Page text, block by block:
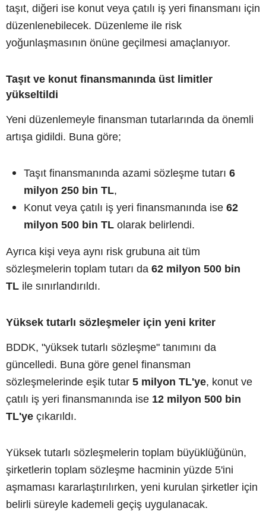
taşıt, diğeri ise konut veya çatılı iş yeri finansmanı için
düzenlenebilecek. Düzenleme ile risk
yoğunlaşmasının önüne geçilmesi amaçlanıyor.
Taşıt ve konut finansmanında üst limitler
yükseltildi
Yeni düzenlemeyle finansman tutarlarında da önemli
artışa gidildi. Buna göre;
Taşıt finansmanında azami sözleşme tutarı 6
milyon 250 bin TL,
Konut veya çatılı iş yeri finansmanında ise 62
milyon 500 bin TL olarak belirlendi.
Ayrıca kişi veya aynı risk grubuna ait tüm
sözleşmelerin toplam tutarı da 62 milyon 500 bin
TL ile sınırlandırıldı.
Yüksek tutarlı sözleşmeler için yeni kriter
BDDK, "yüksek tutarlı sözleşme" tanımını da
güncelledi. Buna göre genel finansman
sözleşmelerinde eşik tutar 5 milyon TL'ye, konut ve
çatılı iş yeri finansmanında ise 12 milyon 500 bin
TL'ye çıkarıldı.
Yüksek tutarlı sözleşmelerin toplam büyüklüğünün,
şirketlerin toplam sözleşme hacminin yüzde 5'ini
aşmaması kararlaştırılırken, yeni kurulan şirketler için
belirli süreyle kademeli geçiş uygulanacak.